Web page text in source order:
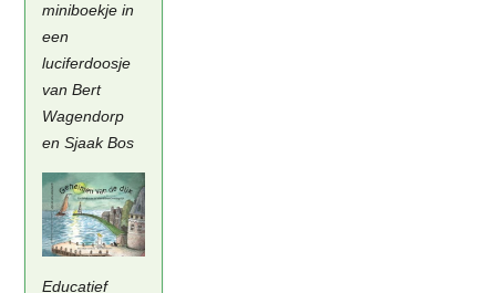
miniboekje in
een
luciferdoosje
van Bert
Wagendorp
en Sjaak Bos
Educatief